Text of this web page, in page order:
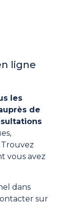
ligne
les
de
Trouvez
vous avez
dans
sur